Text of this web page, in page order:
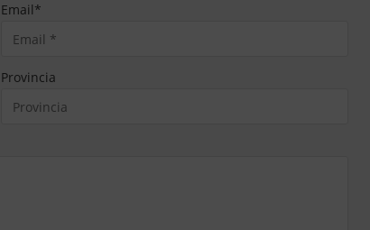
Email*
Provincia